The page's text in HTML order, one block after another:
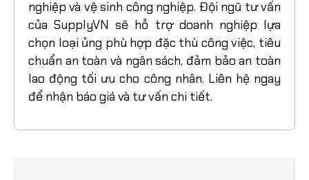
nghiệp và vệ sinh công nghiệp. Đội ngũ tư vấn
của SupplyVN sẽ hỗ trợ doanh nghiệp lựa
chọn loại ủng phù hợp đặc thù công việc, tiêu
chuẩn an toàn và ngân sách, đảm bảo an toàn
lao động tối ưu cho công nhân. Liên hệ ngay
để nhận báo giá và tư vấn chi tiết.